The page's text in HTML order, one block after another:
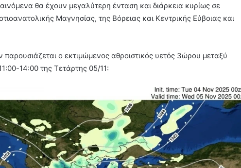
θα έχουν μεγαλύτερη ένταση και διάρκεια κυρίως σε
Μαγνησίας, της Βόρειας και Κεντρικής Εύβοιας και
ο εκτιμώμενος αθροιστικός υετός 3ώρου μεταξύ
14:00 της Τετάρτης 05/11: